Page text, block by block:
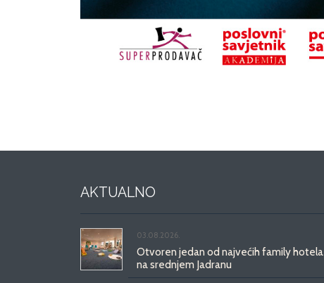
AKTUALNO
03.08.2026.
Otvoren jedan od najvećih family hotela
na srednjem Jadranu